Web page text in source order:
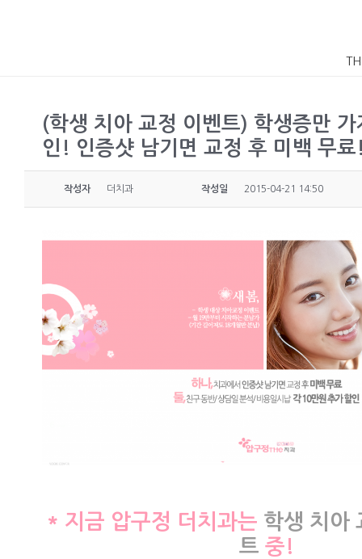
(학생 치아 교정 이벤트) 학생증만
인! 인증샷 남기면 교정 후 미백 무
작성자 더치과 작성일 2015-04-21 14:50
* 지금 압구정 더치과는 학생 치아
트 중!